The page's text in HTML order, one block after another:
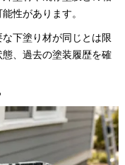
性があります。
下塗り材が同じとは限
、過去の塗装履歴を確